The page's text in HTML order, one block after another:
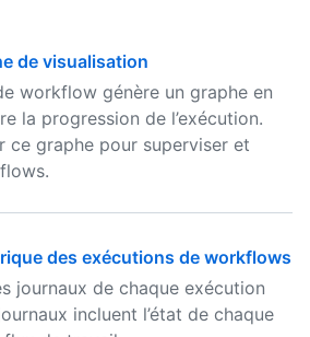
de visualisation
workflow génère un graphe en
la progression de l’exécution.
ce graphe pour superviser et
des exécutions de workflows
journaux de chaque exécution
incluent l’état de chaque